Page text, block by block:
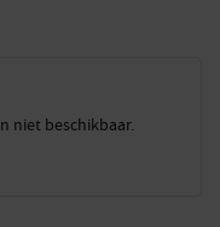
niet beschikbaar.